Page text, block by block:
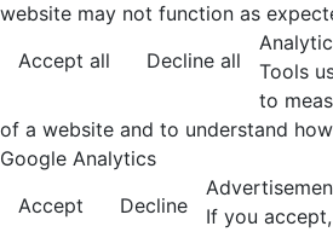
website may not function as
Accept all
Decline all
Tools
to
of a website and to understand
Google Analytics
Accept
Decline
If you